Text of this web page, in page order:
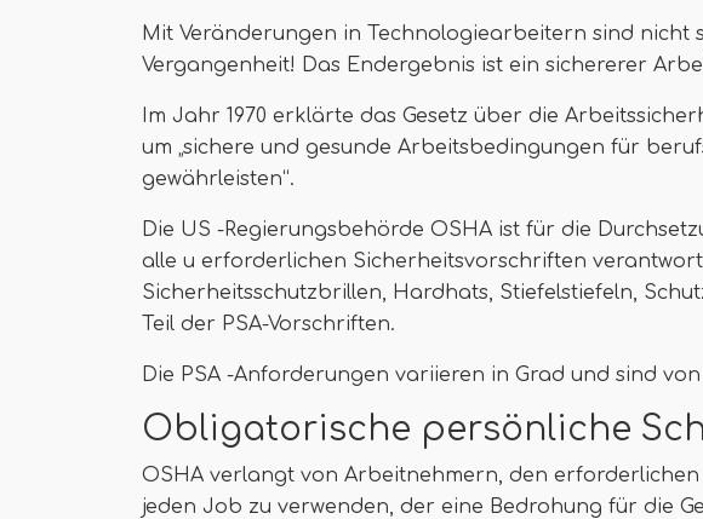
Mit Veränderungen in Technologiearbeitern sind nicht
Vergangenheit! Das Endergebnis ist ein sichererer
Im Jahr 1970 erklärte das Gesetz über die
um „sichere und gesunde Arbeitsbedingungen für
gewährleisten“.
Die US -Regierungsbehörde OSHA ist für die
alle u erforderlichen Sicherheitsvorschriften
Sicherheitsschutzbrillen, Hardhats, Stiefelstiefeln,
Teil der PSA-Vorschriften.
Die PSA -Anforderungen variieren in Grad und sind
Obligatorische persönliche
OSHA verlangt von Arbeitnehmern, den
jeden Job zu verwenden, der eine Bedrohung für die